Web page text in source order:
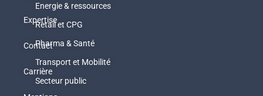
Expertise
Contact
Carrière
Energie & ressources
Retail et CPG
Pharma & Santé
Transport et Mobilité
Secteur public